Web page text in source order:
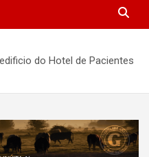
do Hotel de Pacientes